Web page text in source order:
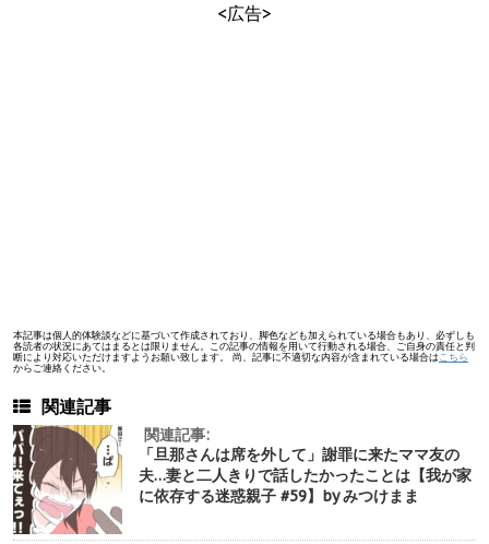
<広告>
本記事は個人的体験談などに基づいて作成されており、脚色なども加えられている場合もあり、必ずしも
各読者の状況にあてはまるとは限りません。この記事の情報を用いて行動される場合、ご自身の責任と判
断により対応いただけますようお願い致します。 尚、記事に不適切な内容が含まれている場合は こちら
からご連絡ください。
関連記事
関連記事:
「旦那さんは席を外して」謝罪に来たママ友の
夫…妻と二人きりで話したかったことは【我が家
に依存する迷惑親子 #59】by みつけまま